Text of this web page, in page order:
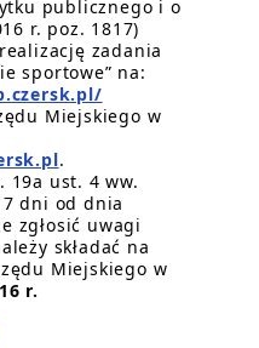
publicznego i o
r. poz. 1817)
zadania
sportowe” na:
Miejskiego w
.
19a ust. 4 ww.
dni od dnia
zgłosić uwagi
składać na
Miejskiego w
r.